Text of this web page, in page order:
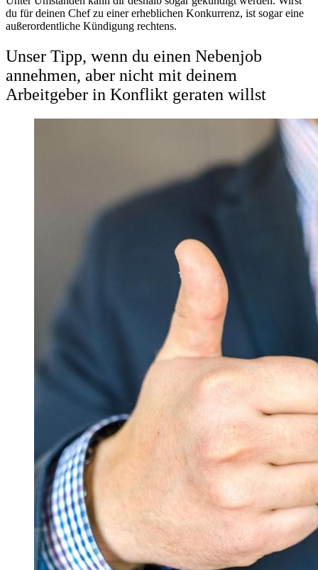
du für deinen Chef zu einer erheblichen Konkurrenz, ist sogar eine
außerordentliche Kündigung rechtens.
Unser Tipp, wenn du einen Nebenjob
annehmen, aber nicht mit deinem
Arbeitgeber in Konflikt geraten willst